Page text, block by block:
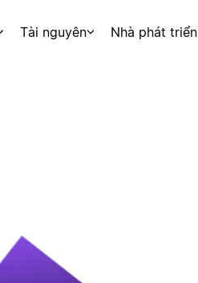
Tài nguyên Nhà phát triển